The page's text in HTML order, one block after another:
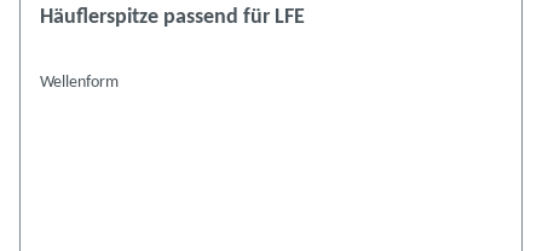
Häuflerspitze passend für LFE
Wellenform